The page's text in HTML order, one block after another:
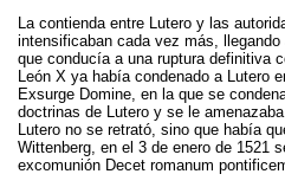
La contienda entre Lutero y las
intensificaban cada vez más,
que conducía a una ruptura definitiva
León X ya había condenado a Lutero
Exsurge Domine, en la que se
doctrinas de Lutero y se le
Lutero no se retrató, sino que había
Wittenberg, en el 3 de enero de 1521
excomunión Decet romanum